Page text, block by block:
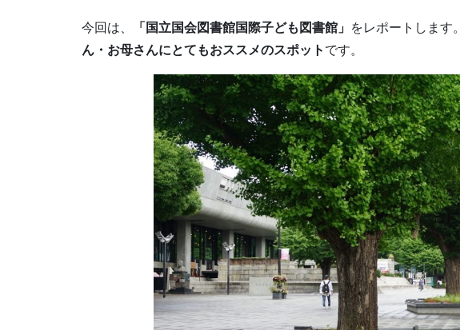
今回は、 「国立国会図書館国際子ども図書館」 をレポートします。
ん・お母さんにとてもおススメのスポット です。